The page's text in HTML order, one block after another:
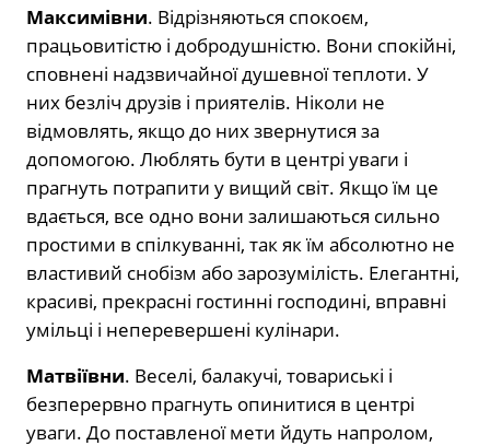
Максимівни. Відрізняються спокоєм,
працьовитістю і добродушністю. Вони спокійні,
сповнені надзвичайної душевної теплоти. У
них безліч друзів і приятелів. Ніколи не
відмовлять, якщо до них звернутися за
допомогою. Люблять бути в центрі уваги і
прагнуть потрапити у вищий світ. Якщо їм це
вдається, все одно вони залишаються сильно
простими в спілкуванні, так як їм абсолютно не
властивий снобізм або зарозумілість. Елегантні,
красиві, прекрасні гостинні господині, вправні
умільці і неперевершені кулінари.
Матвіївни. Веселі, балакучі, товариські і
безперервно прагнуть опинитися в центрі
уваги. До поставленої мети йдуть напролом,